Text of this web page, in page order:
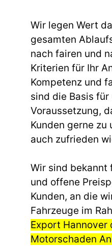
Wir legen Wert
gesamten
nach fairen und
Kriterien für Ihr
Kompetenz und
sind die Basis
Voraussetzung,
Kunden gerne zu
auch zufrieden
Wir sind bekannt
und offene
Kunden, an die
Fahrzeuge im
Export Hannover
Motorschaden